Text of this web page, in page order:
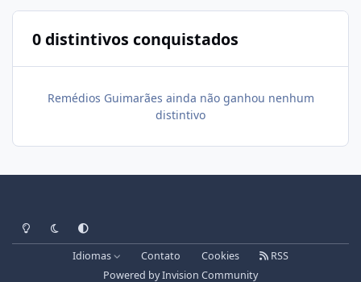
0 distintivos conquistados
Remédios Guimarães ainda não ganhou nenhum
distintivo
Light ModeDark ModeSystem Preference
Idiomas Contato Cookies
RSS
Powered byInvision Community